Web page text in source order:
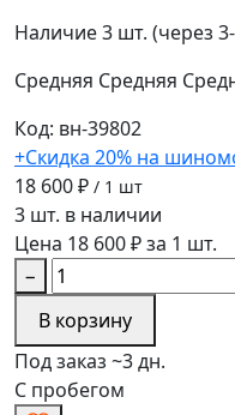
Наличие3 шт. (через
Средняя Средняя
Код: вн-39802
+Скидка 20% на
18 600 ₽ / 1 шт
3 шт. в наличии
Цена 18 600 ₽ за 1 шт.
−
В корзину
Под заказ ~3 дн.
С пробегом